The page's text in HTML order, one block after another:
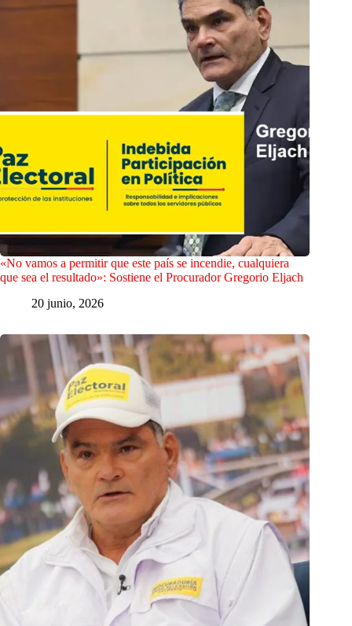
«No vamos a permitir que este país se incendie, cualquiera
que sea el resultado»: Sostiene el Procurador Gregorio Eljach
20 junio, 2026